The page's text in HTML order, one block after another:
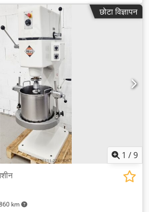
मिमी, इलेक्ट्रिकल फ्यूज:16 A, इनपुट आवृत्ति:
किग्रा छोटा विज्ञापन
1 /9
km